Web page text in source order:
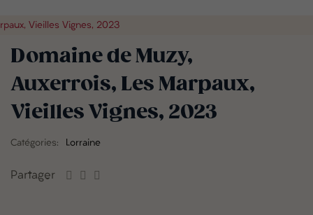
Vieilles Vignes, 2023
Domaine de Muzy,
Auxerrois, Les Marpaux,
Vieilles Vignes, 2023
Catégories: Lorraine
Partager